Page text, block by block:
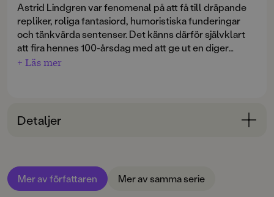
Astrid Lindgren var fenomenal på att få till dräpande
repliker, roliga fantasiord, humoristiska funderingar
och tänkvärda sentenser. Det känns därför självklart
att fira hennes 100-årsdag med att ge ut en diger
citatbok med guldkornen från alla böckerna: tänkvärt,
Astridkännare, valt ut en del mindre kända citat som
här får nytt liv.
oavkortat till den insamling som SOS-Barnbyar
organiserade i Astrid Lindgrens namn. Insamlingen
+ Läs mer
Detaljer
ÅLDERSGRUPP
6-9
Mer av författaren Mer av samma serie